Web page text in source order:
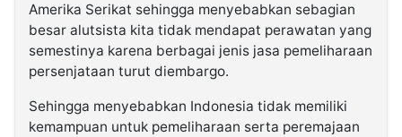
Amerika Serikat sehingga menyebabkan sebagian
besar alutsista kita tidak mendapat perawatan yang
semestinya karena berbagai jenis jasa pemeliharaan
persenjataan turut diembargo.
Sehingga menyebabkan Indonesia tidak memiliki
kemampuan untuk pemeliharaan serta peremajaan